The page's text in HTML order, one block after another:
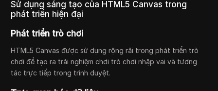
Sử dụng sáng tạo của HTML5 Canvas trong
phát triển hiện đại
Phát triển trò chơi
HTML5 Canvas được sử dụng rộng rãi trong phát triển trò
chơi để tạo ra trải nghiệm chơi trò chơi nhập vai và tương
tác trực tiếp trong trình duyệt.